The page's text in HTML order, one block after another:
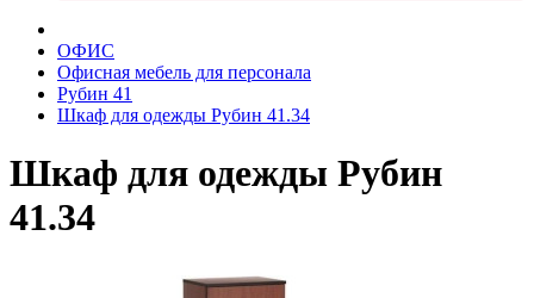
ОФИС
Офисная мебель для персонала
Рубин 41
Шкаф для одежды Рубин 41.34
Шкаф для одежды Рубин
41.34